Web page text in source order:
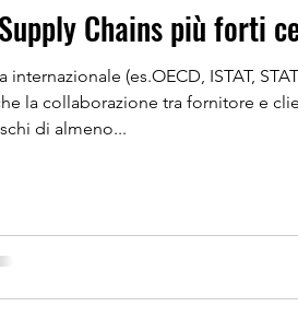
Chains più forti
internazionale (es.OECD, ISTAT,
la collaborazione tra fornitore e
di almeno...